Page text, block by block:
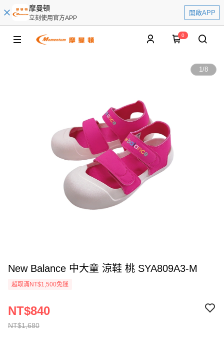
摩曼頓
立刻使用官方APP
開啟APP
0
1/8
New Balance 中大童 涼鞋 桃 SYA809A3-M
超取滿NT$1,500免運
NT$1,680
NT$840